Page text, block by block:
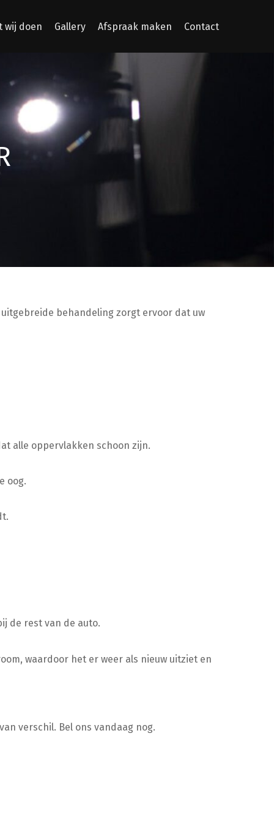
wij doen Gallery Afspraak maken Contact
uitgebreide behandeling zorgt ervoor dat uw
alle oppervlakken schoon zijn.
oog.
de rest van de auto.
waardoor het er weer als nieuw uitziet en
verschil. Bel ons vandaag nog.